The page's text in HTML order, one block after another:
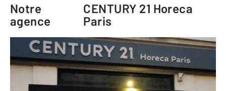
Notre
agence
CENTURY 21 Horeca
Paris